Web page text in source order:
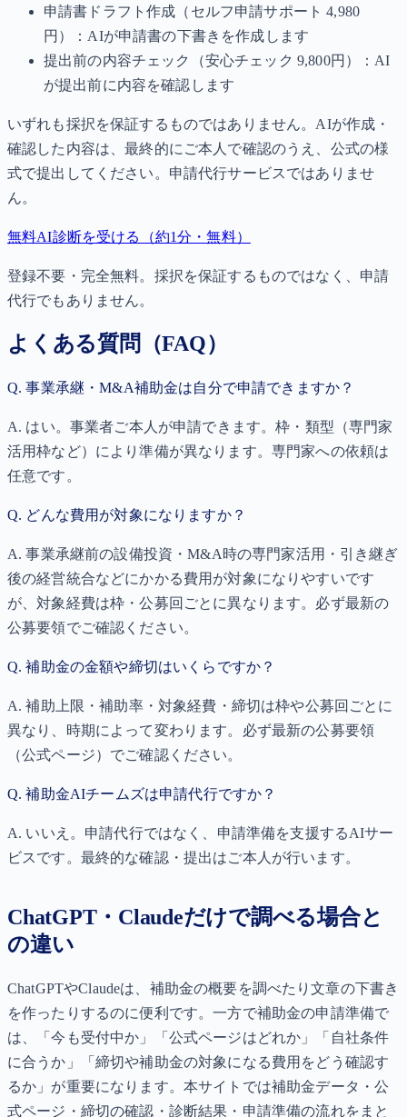
申請書ドラフト作成（セルフ申請サポート 4,980
円）：AIが申請書の下書きを作成します
提出前の内容チェック（安心チェック 9,800円）：AI
が提出前に内容を確認します
いずれも採択を保証するものではありません。AIが作成・
確認した内容は、最終的にご本人で確認のうえ、公式の様
式で提出してください。申請代行サービスではありませ
ん。
無料AI診断を受ける（約1分・無料）
登録不要・完全無料。採択を保証するものではなく、申請
代行でもありません。
よくある質問（FAQ）
Q.事業承継・M&A補助金は自分で申請できますか？
A. はい。事業者ご本人が申請できます。枠・類型（専門家
活用枠など）により準備が異なります。専門家への依頼は
任意です。
Q. どんな費用が対象になりますか？
A.事業承継前の設備投資・M&A時の専門家活用・引き継ぎ
後の経営統合などにかかる費用が対象になりやすいです
が、対象経費は枠・公募回ごとに異なります。必ず最新の
公募要領でご確認ください。
Q.補助金の金額や締切はいくらですか？
A.補助上限・補助率・対象経費・締切は枠や公募回ごとに
異なり、時期によって変わります。必ず最新の公募要領
（公式ページ）でご確認ください。
Q.補助金AIチームズは申請代行ですか？
A. いいえ。申請代行ではなく、申請準備を支援するAIサー
ビスです。最終的な確認・提出はご本人が行います。
ChatGPT・Claudeだけで調べる場合と
の違い
ChatGPTやClaudeは、補助金の概要を調べたり文章の下書き
を作ったりするのに便利です。一方で補助金の申請準備で
は、「今も受付中か」「公式ページはどれか」「自社条件
に合うか」「締切や補助金の対象になる費用をどう確認す
るか」が重要になります。本サイトでは補助金データ・公
式ページ・締切の確認・診断結果・申請準備の流れをまと